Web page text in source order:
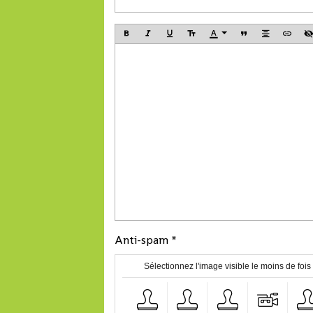
Anti-spam
Sélectionnez l'image visible le moins de fois